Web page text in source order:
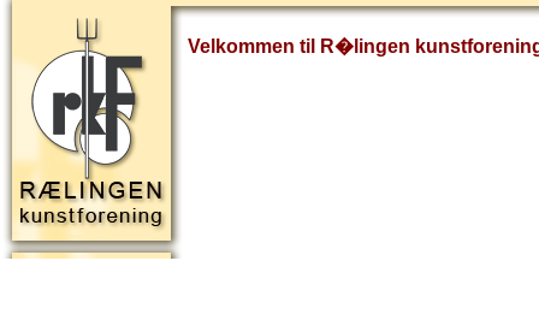
Velkommen til R�lingen